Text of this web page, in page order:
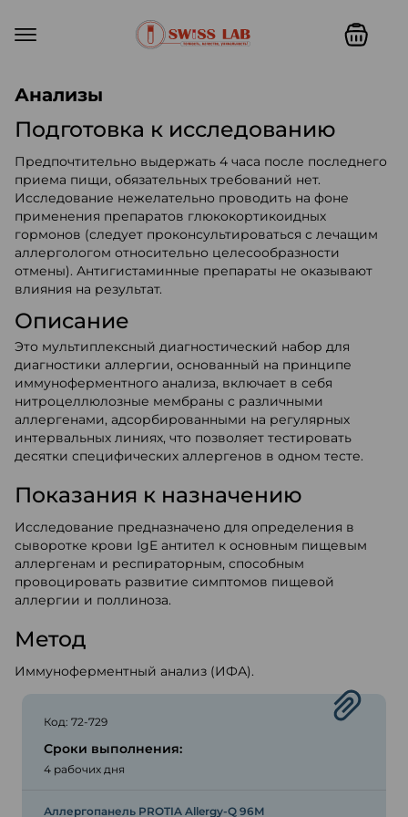
Анализы
Подготовка к исследованию
Предпочтительно выдержать 4 часа после последнего
приема пищи, обязательных требований нет.
Исследование нежелательно проводить на фоне
применения препаратов глюкокортикоидных
гормонов (следует проконсультироваться с лечащим
аллергологом относительно целесообразности
отмены). Антигистаминные препараты не оказывают
влияния на результат.
Описание
Это мультиплексный диагностический набор для
диагностики аллергии, основанный на принципе
иммуноферментного анализа, включает в себя
нитроцеллюлозные мембраны с различными
аллергенами, адсорбированными на регулярных
интервальных линиях, что позволяет тестировать
десятки специфических аллергенов в одном тесте.
Показания к назначению
Исследование предназначено для определения в
сыворотке крови IgE антител к основным пищевым
аллергенам и респираторным, способным
провоцировать развитие симптомов пищевой
аллергии и поллиноза.
Метод
Иммуноферментный анализ (ИФА).
Код: 72-729
Сроки выполнения:
4 рабочих дня
Аллергопанель PROTIA Allergy-Q 96М